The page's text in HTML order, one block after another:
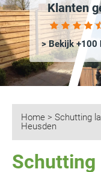
Klanten
> Bekijk +100
Home > Schutting
Heusden
Schutting